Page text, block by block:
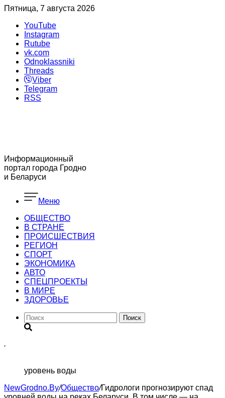
Пятница, 7 августа 2026
YouTube
Instagram
Rutube
vk.com
Odnoklassniki
Threads
Viber
Telegram
RSS
Информационный
портал города Гродно
и Беларуси
Меню
ОБЩЕСТВО
В СТРАНЕ
ПРОИСШЕСТВИЯ
РЕГИОН
CПОРТ
ЭКОНОМИКА
АВТО
СПЕЦПРОЕКТЫ
В МИРЕ
ЗДОРОВЬЕ
Поиск
уровень воды
NewGrodno.By/Общество/Гидрологи прогнозируют спад